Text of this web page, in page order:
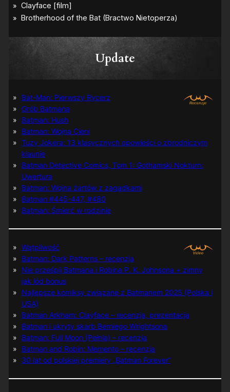
Update
Bat-Man: Pierwszy Rycerz
Grób Batmana
Batman: Hush
Batman: Wojna Cieni
Tuzy Jokera: 13 klasycznych opowieści o zbrodniczym
klaunie
Batman Detective Comics, Tom 1: Gothamski Nokturn:
Uwertura
Batman: Wojna żartów z zagadkami
Batman #445-447, #480
Batman: Śmierć w rodzinie
Wątpliwość
Batman: Dark Patterns – recenzja
Nie prześpij Batmana i Robina P. K. Johnsona + zimny
jak lód bonus
Najlepsze komiksy związane z Batmanem 2025 (Polska i
USA)
Batman Arkham: Clayface – recenzja, prezentacja
Batman i ukryty skarb Berniego Wrightsona
Batman: Full Moon (Pełnia) – recenzja
Batman and Robin: Memento – recenzja
30 lat od polskiej premiery „Batman Forever”